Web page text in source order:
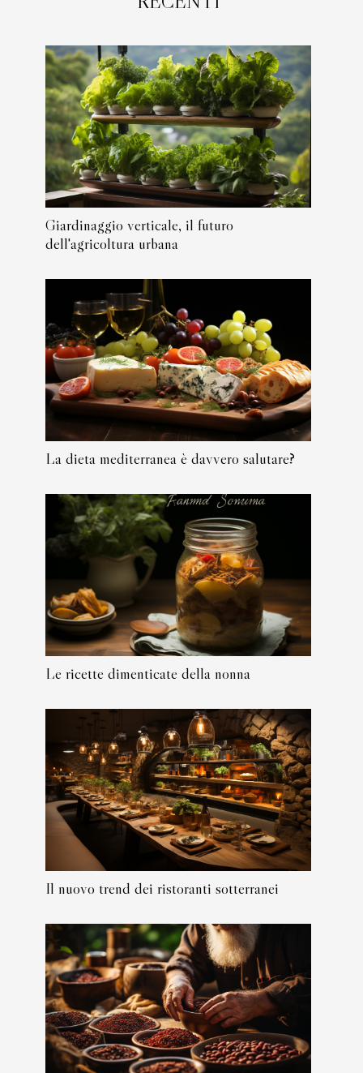
Giardinaggio verticale, il futuro
dell'agricoltura urbana
La dieta mediterranea è davvero salutare?
Le ricette dimenticate della nonna
Il nuovo trend dei ristoranti sotterranei